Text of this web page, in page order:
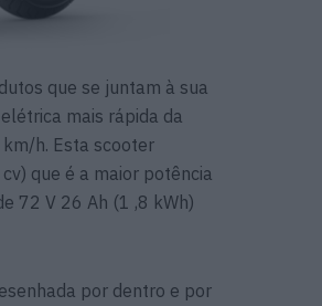
que se juntam à sua
mais rápida da
h. Esta scooter
que é a maior potência
72 V 26 Ah (1 ,8 kWh)
por dentro e por